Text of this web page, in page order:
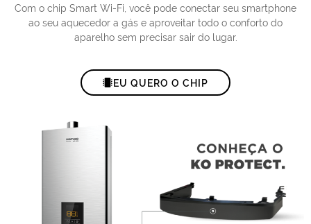
Com o chip Smart Wi-Fi, você pode conectar seu smartphone
ao seu aquecedor a gás e aproveitar todo o conforto do
aparelho sem precisar sair do lugar.
EU QUERO O CHIP